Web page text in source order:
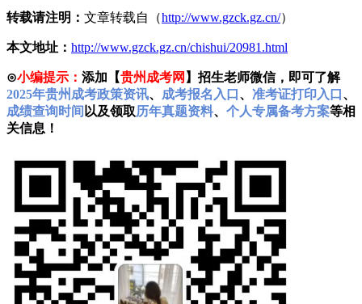
转载请注明： 文章转载自（http://www.gzck.gz.cn/）
本文地址： http://www.gzck.gz.cn/chishui/20981.html
⊙小编提示： 添加【贵州成考网 】招生老师微信，即可了解
2025年贵州成考政策资讯、 成考报名入口 、 准考证打印入口 、
成绩查询时间 以及领取历年真题资料、 个人专属备考方案等相
关信息！